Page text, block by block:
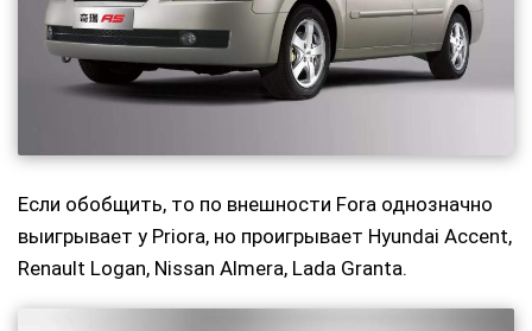
Если обобщить, то по внешности Fora однозначно
выигрывает у Priora, но проигрывает Hyundai Accent,
Renault Logan, Nissan Almera, Lada Granta.